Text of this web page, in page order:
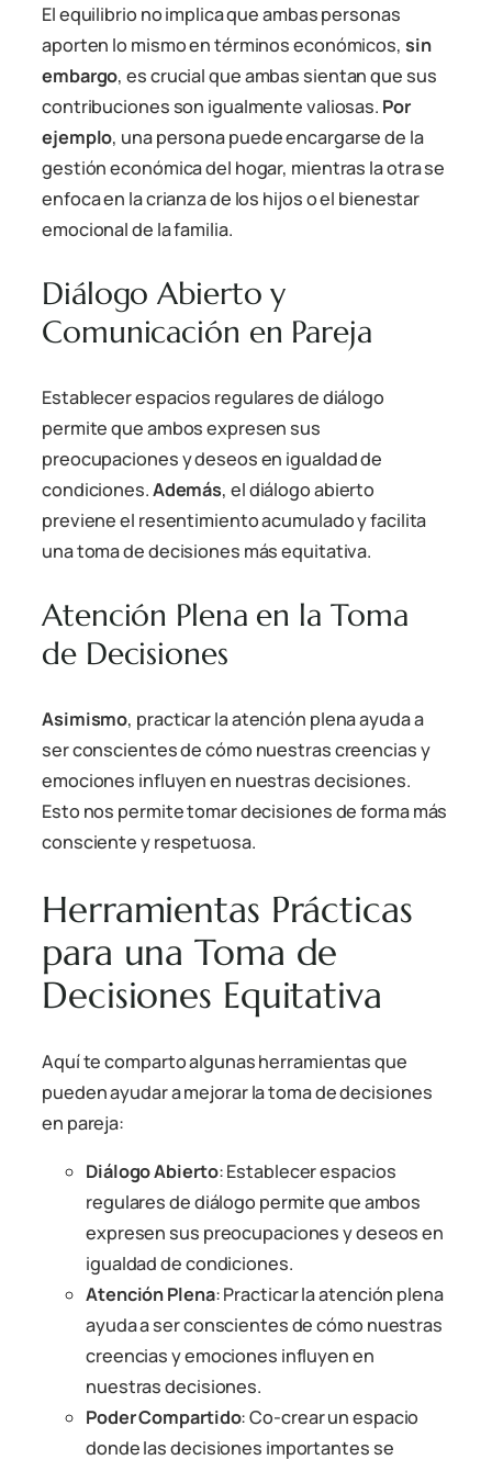
El equilibrio no implica que ambas personas
aporten lo mismo en términos económicos, sin
embargo, es crucial que ambas sientan que sus
contribuciones son igualmente valiosas. Por
ejemplo, una persona puede encargarse de la
gestión económica del hogar, mientras la otra se
enfoca en la crianza de los hijos o el bienestar
emocional de la familia.
Diálogo Abierto y
Comunicación en Pareja
Establecer espacios regulares de diálogo
permite que ambos expresen sus
preocupaciones y deseos en igualdad de
condiciones.Además, el diálogo abierto
previene el resentimiento acumulado y facilita
una toma de decisiones más equitativa.
Atención Plena en la Toma
de Decisiones
Asimismo, practicar la atención plena ayuda a
ser conscientes de cómo nuestras creencias y
emociones influyen en nuestras decisiones.
Esto nos permite tomar decisiones de forma más
consciente y respetuosa.
Herramientas Prácticas
para una Toma de
Decisiones Equitativa
Aquí te comparto algunas herramientas que
pueden ayudar a mejorar la toma de decisiones
en pareja:
Diálogo Abierto: Establecer espacios
regulares de diálogo permite que ambos
expresen sus preocupaciones y deseos en
igualdad de condiciones.
Atención Plena: Practicar la atención plena
ayuda a ser conscientes de cómo nuestras
creencias y emociones influyen en
nuestras decisiones.
Poder Compartido: Co-crear un espacio
donde las decisiones importantes se